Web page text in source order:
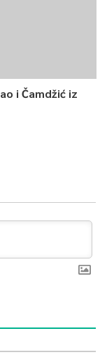
i Čamdžić iz